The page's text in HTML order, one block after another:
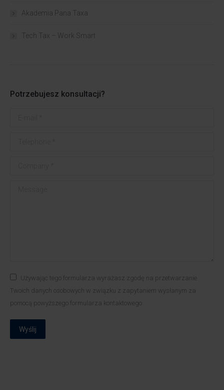
Akademia Pana Taxa
Tech Tax – Work Smart
Potrzebujesz konsultacji?
Używając tego formularza wyrażasz zgodę na przetwarzanie
Twoich danych osobowych w związku z zapytaniem wysłanym za
pomocą powyższego formularza kontaktowego
Wyślij